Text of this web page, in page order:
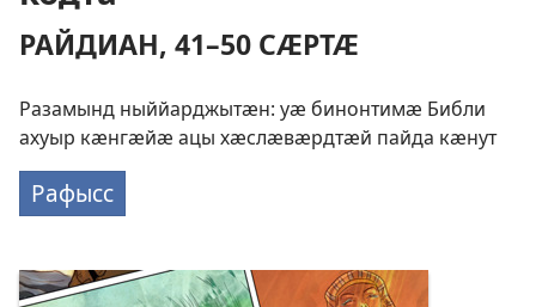
РАЙДИАН, 41–50 СӔРТӔ
Разамынд ныййарджытӕн: уӕ бинонтимӕ Библи
ахуыр кӕнгӕйӕ ацы хӕслӕвӕрдтӕй пайда кӕнут
Рафысс